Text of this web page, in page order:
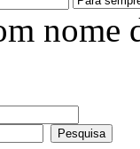
nome